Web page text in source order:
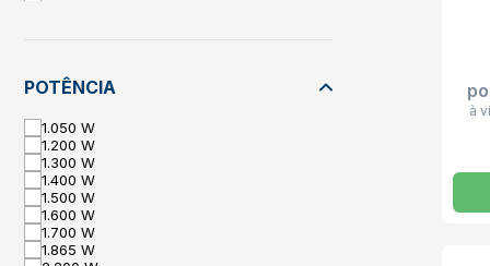
89,2 L
90 L
POTÊNCIA
1.050 W
1.200 W
1.300 W
1.400 W
1.500 W
1.600 W
1.700 W
1.865 W
à